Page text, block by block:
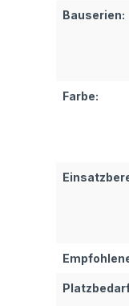
Bauserien:
Farbe: